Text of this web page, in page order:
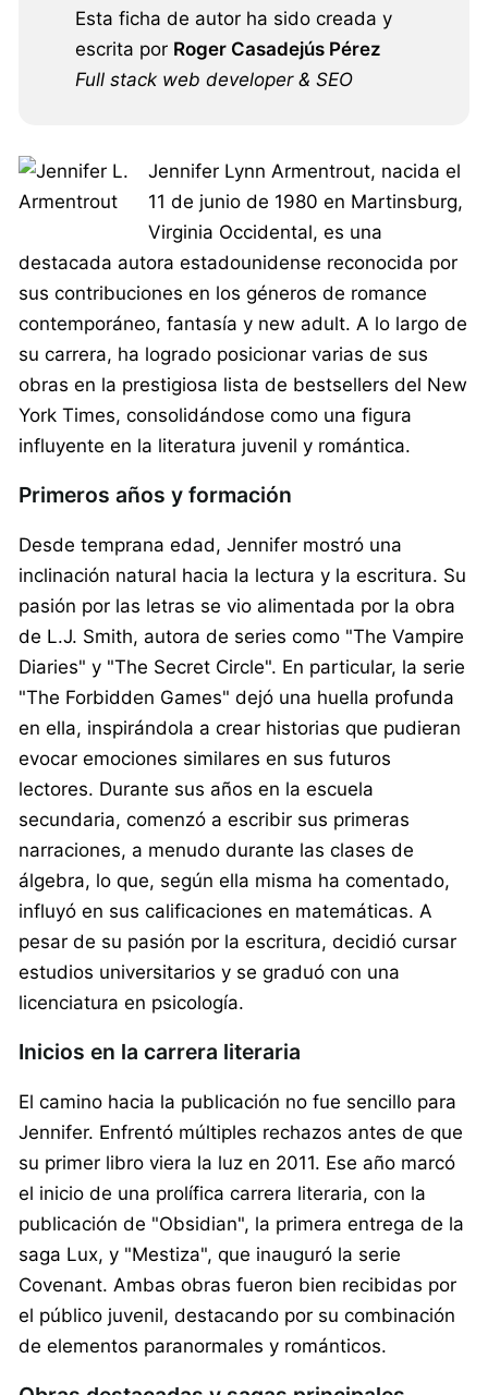
Esta ficha de autor ha sido creada y
escrita por Roger Casadejús Pérez
Full stack web developer & SEO
Jennifer Lynn Armentrout, nacida el
11 de junio de 1980 en Martinsburg,
Virginia Occidental, es una
destacada autora estadounidense reconocida por
sus contribuciones en los géneros de romance
contemporáneo, fantasía y new adult. A lo largo de
su carrera, ha logrado posicionar varias de sus
obras en la prestigiosa lista de bestsellers del New
York Times, consolidándose como una figura
influyente en la literatura juvenil y romántica.
Primeros años y formación
Desde temprana edad, Jennifer mostró una
inclinación natural hacia la lectura y la escritura. Su
pasión por las letras se vio alimentada por la obra
de L.J. Smith, autora de series como "The Vampire
Diaries" y "The Secret Circle". En particular, la serie
"The Forbidden Games" dejó una huella profunda
en ella, inspirándola a crear historias que pudieran
evocar emociones similares en sus futuros
lectores. Durante sus años en la escuela
secundaria, comenzó a escribir sus primeras
narraciones, a menudo durante las clases de
álgebra, lo que, según ella misma ha comentado,
influyó en sus calificaciones en matemáticas. A
pesar de su pasión por la escritura, decidió cursar
estudios universitarios y se graduó con una
licenciatura en psicología.
Inicios en la carrera literaria
El camino hacia la publicación no fue sencillo para
Jennifer. Enfrentó múltiples rechazos antes de que
su primer libro viera la luz en 2011. Ese año marcó
el inicio de una prolífica carrera literaria, con la
publicación de "Obsidian", la primera entrega de la
saga Lux, y "Mestiza", que inauguró la serie
Covenant. Ambas obras fueron bien recibidas por
el público juvenil, destacando por su combinación
de elementos paranormales y románticos.